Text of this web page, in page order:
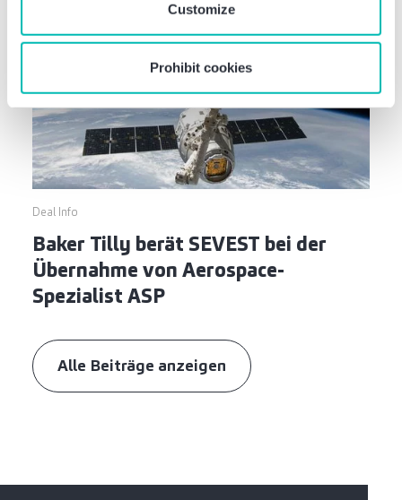
Customize
Prohibit cookies
Deal Info
Baker Tilly berät SEVEST bei der
Übernahme von Aerospace-
Spezialist ASP
Alle Beiträge anzeigen